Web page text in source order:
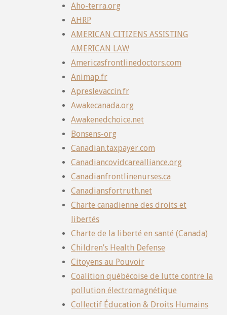
Aho-terra.org
AHRP
AMERICAN CITIZENS ASSISTING
AMERICAN LAW
Americasfrontlinedoctors.com
Animap.fr
Apreslevaccin.fr
Awakecanada.org
Awakenedchoice.net
Bonsens-org
Canadian.taxpayer.com
Canadiancovidcarealliance.org
Canadianfrontlinenurses.ca
Canadiansfortruth.net
Charte canadienne des droits et
libertés
Charte de la liberté en santé (Canada)
Children’s Health Defense
Citoyens au Pouvoir
Coalition québécoise de lutte contre la
pollution électromagnétique
Collectif Éducation & Droits Humains